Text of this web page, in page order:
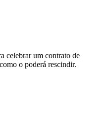
celebrar um contrato de
o poderá rescindir.